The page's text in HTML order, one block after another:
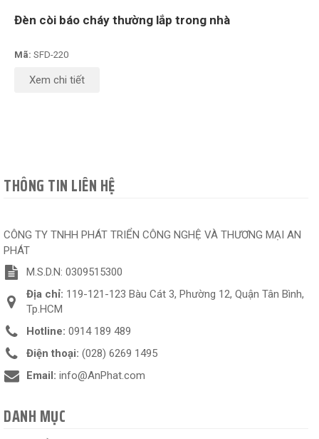
Đèn còi báo cháy thường lắp trong nhà
Mã: SFD-220
Xem chi tiết
THÔNG TIN LIÊN HỆ
CÔNG TY TNHH PHÁT TRIỂN CÔNG NGHỆ VÀ THƯƠNG MẠI AN
PHÁT
M.S.D.N: 0309515300
Địa chỉ: 119-121-123 Bàu Cát 3, Phường 12, Quận Tân Bình,
Tp.HCM
Hotline: 0914 189 489
Điện thoại: (028) 6269 1495
Email: info@AnPhat.com
DANH MỤC